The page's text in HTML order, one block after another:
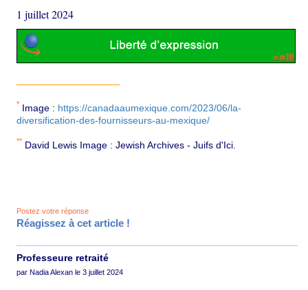
1 juillet 2024
* Image : https://canadaaumexique.com/2023/06/la-
diversification-des-fournisseurs-au-mexique/
** David Lewis Image : Jewish Archives - Juifs d'Ici.
Postez votre réponse
Réagissez à cet article !
Professeure retraité
par Nadia Alexan le 3 juillet 2024